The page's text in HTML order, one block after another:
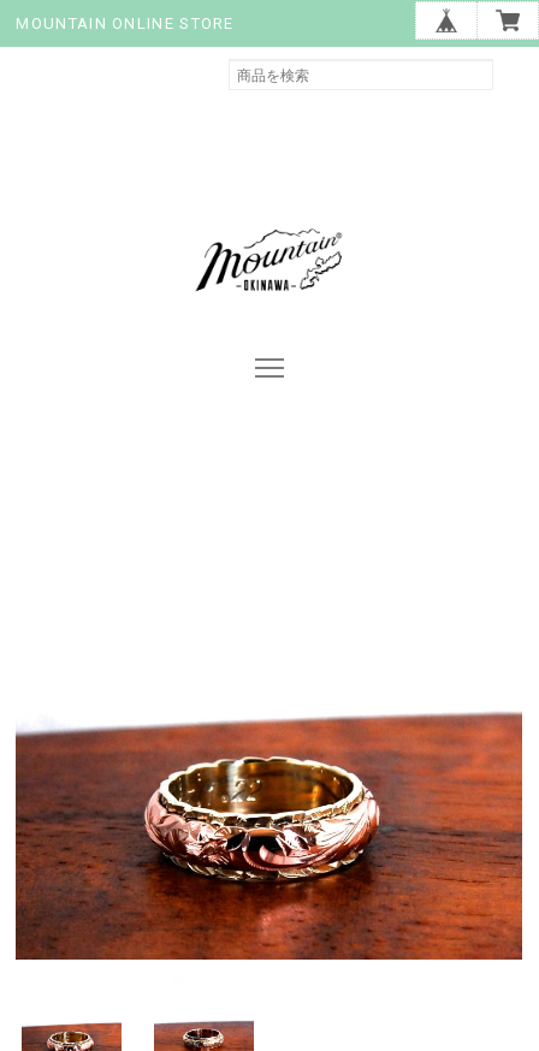
MOUNTAIN ONLINE STORE